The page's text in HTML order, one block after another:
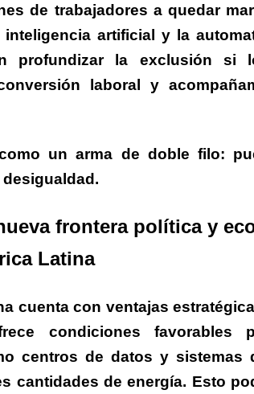
de trabajadores a quedar
artificial y la
profundizar la exclusión si
laboral y
un arma de doble filo:
frontera política y
Latina
cuenta con ventajas
condiciones favorables
centros de datos y sistemas
cantidades de energía. Esto